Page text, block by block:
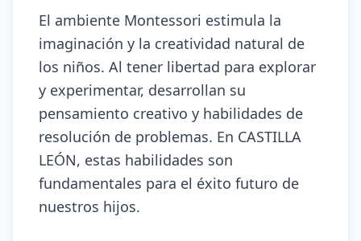
El ambiente Montessori estimula la
imaginación y la creatividad natural de
los niños. Al tener libertad para explorar
y experimentar, desarrollan su
pensamiento creativo y habilidades de
resolución de problemas. En CASTILLA
LEÓN, estas habilidades son
fundamentales para el éxito futuro de
nuestros hijos.